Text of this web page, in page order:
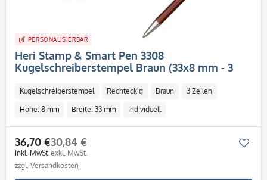
PERSONALISIERBAR
Heri Stamp & Smart Pen 3308
Kugelschreiberstempel Braun (33x8 mm - 3
Kugelschreiberstempel Rechteckig Braun 3 Zeilen
Höhe: 8 mm Breite: 33 mm Individuell
36,70 €
inkl. MwSt.
30,84 €
exkl. MwSt.
zzgl. Versandkosten